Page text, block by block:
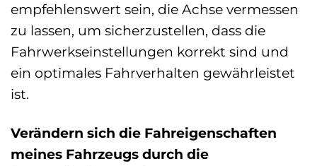
empfehlenswert sein, die Achse vermessen
zu lassen, um sicherzustellen, dass die
Fahrwerkseinstellungen korrekt sind und
ein optimales Fahrverhalten gewährleistet
ist.
Verändern sich die Fahreigenschaften
meines Fahrzeugs durch die